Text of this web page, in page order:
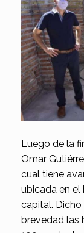
Luego de la
Omar
cual tiene
ubicada en el
capital.
brevedad las